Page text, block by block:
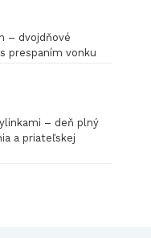
– dvojdňové
prespaním vonku
– deň plný
a priateľskej